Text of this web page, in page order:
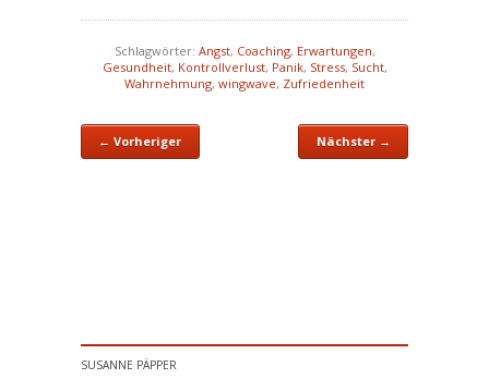
Schlagwörter: Angst, Coaching, Erwartungen,
Gesundheit, Kontrollverlust, Panik, Stress, Sucht,
Wahrnehmung, wingwave, Zufriedenheit
← Vorheriger Nächster →
SUSANNE PÄPPER